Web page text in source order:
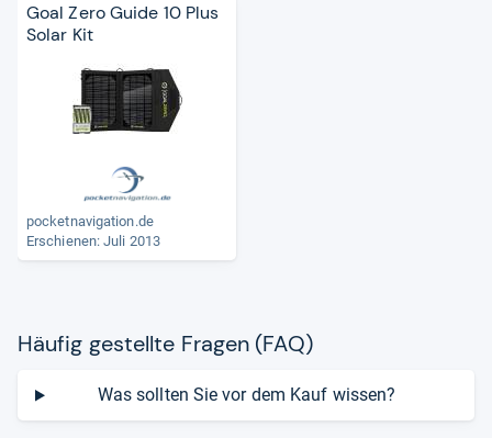
Goal Zero Guide 10 Plus
Solar Kit
pocketnavigation.de
Erschienen: Juli 2013
Häu­fig gestellte Fra­gen (FAQ)
Was sollten Sie vor dem Kauf wissen?